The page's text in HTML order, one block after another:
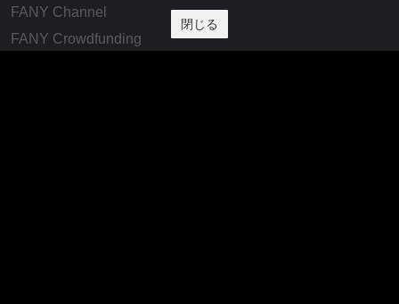
FANY Channel
FANY Crowdfunding
閉じる